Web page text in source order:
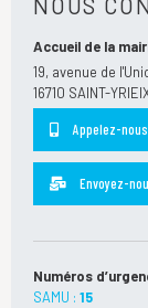
NOUS
Accueil de la
19, avenue de
16710 SAINT-
Appelez-
Envoyez-
Numéros
SAMU : 15